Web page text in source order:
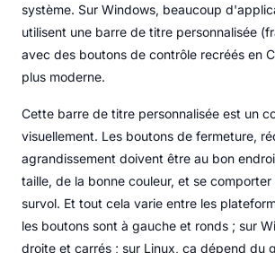
système. Sur Windows, beaucoup
utilisent une barre de titre personnalisée
avec des boutons de contrôle recréés en
plus moderne.
Cette barre de titre personnalisée est un
visuellement. Les boutons de fermeture,
agrandissement doivent être au bon
taille, de la bonne couleur, et se
survol. Et tout cela varie entre les
les boutons sont à gauche et ronds ; sur
droite et carrés ; sur Linux, ça dépend du